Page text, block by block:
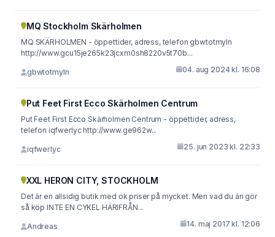
MQ Stockholm Skärholmen
MQ SKÄRHOLMEN - öppettider, adress, telefon gbwtotmyln
http://www.gcu15je265k23jcxm0sh8220v5t70b...
gbwtotmyln 04. aug 2024 kl. 16:08
Put Feet First Ecco Skärholmen Centrum
Put Feet First Ecco Skärholmen Centrum - öppettider, adress,
telefon iqfwerlyc http://www.ge962w...
iqfwerlyc 25. jun 2023 kl. 22:33
XXL HERON CITY, STOCKHOLM
Det är en allsidig butik med ok priser på mycket. Men vad du än gör
så köp INTE EN CYKEL HÄRIFRÅN...
Andreas 14. maj 2017 kl. 12:06